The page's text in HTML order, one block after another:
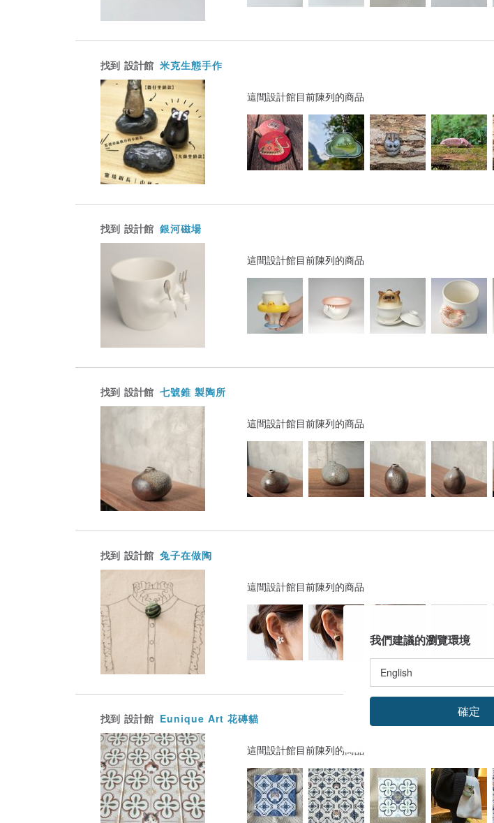
找到 設計館 米克生態手作
這間設計館目前陳列的商品
找到 設計館 銀河磁場
這間設計館目前陳列的商品
找到 設計館 七號錐 製陶所
這間設計館目前陳列的商品
找到 設計館 兔子在做陶
這間設計館目前陳列的商品
找到 設計館 Eunique Art 花磚貓
這間設計館目前陳列的商品
我們建議的瀏覽環境
確定